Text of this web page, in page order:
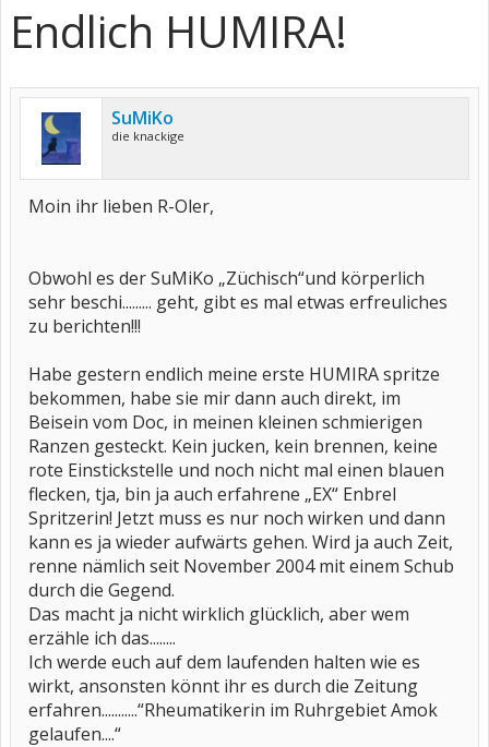
Endlich HUMIRA!
SuMiKo
die knackige
Moin ihr lieben R-Oler,
Obwohl es der SuMiKo „Züchisch“und körperlich
sehr beschi......... geht, gibt es mal etwas erfreuliches
zu berichten!!!
Habe gestern endlich meine erste HUMIRA spritze
bekommen, habe sie mir dann auch direkt, im
Beisein vom Doc, in meinen kleinen schmierigen
Ranzen gesteckt. Kein jucken, kein brennen, keine
rote Einstickstelle und noch nicht mal einen blauen
flecken, tja, bin ja auch erfahrene „EX“ Enbrel
Spritzerin! Jetzt muss es nur noch wirken und dann
kann es ja wieder aufwärts gehen. Wird ja auch Zeit,
renne nämlich seit November 2004 mit einem Schub
durch die Gegend.
Das macht ja nicht wirklich glücklich, aber wem
erzähle ich das........
Ich werde euch auf dem laufenden halten wie es
wirkt, ansonsten könnt ihr es durch die Zeitung
erfahren...........“Rheumatikerin im Ruhrgebiet Amok
gelaufen....“